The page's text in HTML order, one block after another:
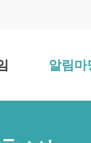
알림마